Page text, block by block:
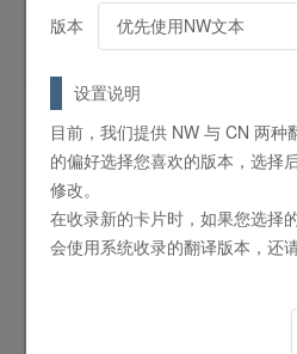
击力最高的怪兽的其攻击力数值的
楼」场地魔法卡存在的场合，给予
[20AP-JP007]
5 星 /
这个卡名的①效果1回合只能使用
发动。从手牌或卡组无视召唤条件
怪兽不能攻击。②：可以将墓地的
「神炎皇ウリア／神炎皇 乌利亚
版本
设置说明
目前，我们提供 NW 与 CN 两种
的偏好选择您喜欢的版本，选择
修改。
在收录新的卡片时，如果您选择
会使用系统收录的翻译版本，还请